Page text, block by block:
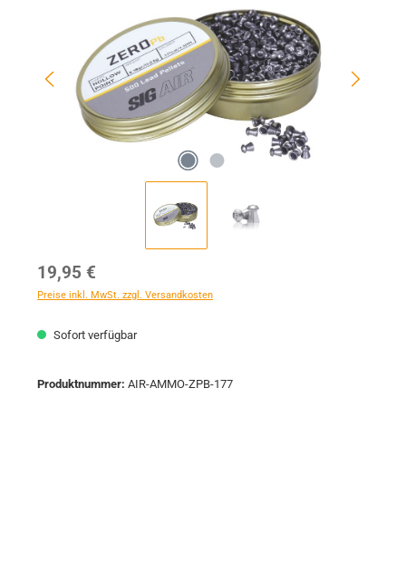
Regulärer Preis:
19,95 €
Preise inkl. MwSt. zzgl. Versandkosten
Sofort verfügbar
Produktnummer: AIR-AMMO-ZPB-177